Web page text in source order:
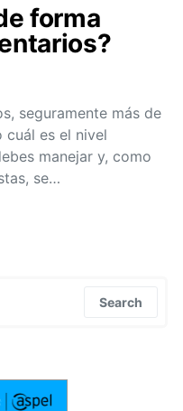
forma
seguramente más de
cuál es el nivel
manejar y, como
se…
Search